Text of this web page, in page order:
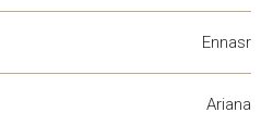
Ennasr
Ariana